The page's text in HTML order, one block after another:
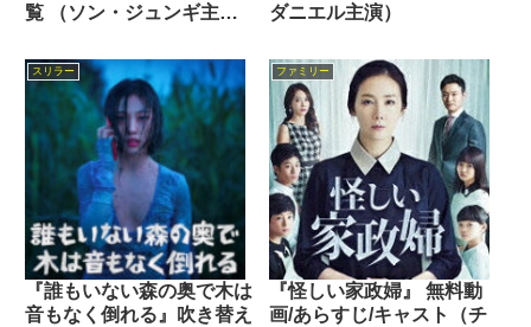
覧 （ソン・ジュンギ主演
ダニエル主演）
スリラー
『誰もいない森の奥で木は
音もなく倒れる』吹き替え
ファミリー
『怪しい家政婦』 無料動
画/あらすじ/キャスト（チ